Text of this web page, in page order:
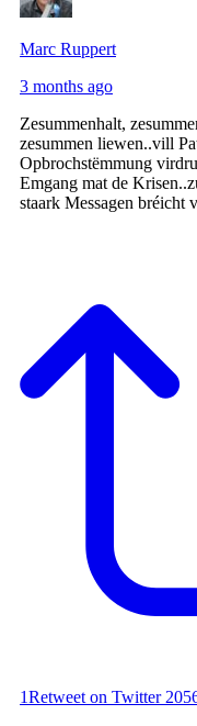
Marc Ruppert
3 months ago
Zesummenhalt,
zesummen liewen..vill
Opbrochstëmmung
Emgang mat de
staark Messagen bréicht
1Retweet on Twitter